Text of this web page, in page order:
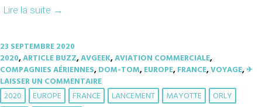
Lire la suite →
23 SEPTEMBRE 2020
2020,ARTICLE BUZZ,AVGEEK,AVIATION COMMERCIALE,
COMPAGNIES AÉRIENNES,DOM-TOM,EUROPE,FRANCE,VOYAGE,✈︎
LAISSER UN COMMENTAIRE
2020 EUROPE FRANCE LANCEMENT MAYOTTE
ORLY